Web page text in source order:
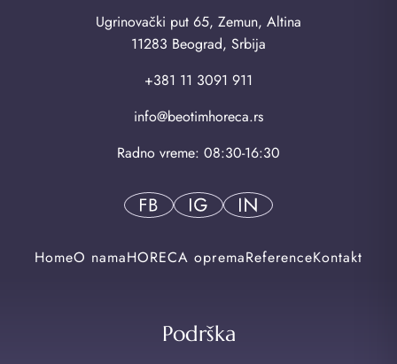
Ugrinovački put 65, Zemun, Altina
11283 Beograd, Srbija
+381 11 3091 911
info@beotimhoreca.rs
Radno vreme: 08:30-16:30
HomeO namaHORECA opremaReferenceKontakt
Podrška